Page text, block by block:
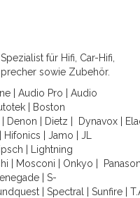
für Hifi, Car-Hifi,
sowie Zubehör.
| Audio Pro
Audio
Boston
Denon Dietz Dynavox
Hifonics Jamo
JL
Lightning
Mosconi Onkyo
| S-
Spectral Sunfire